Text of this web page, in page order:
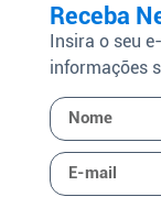
Receba
Insira o seu
informações